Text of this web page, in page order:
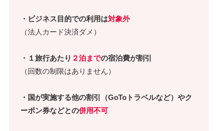
・ビジネス目的での利用は対象外
（法人カード決済ダメ）
・１旅行あたり ２泊までの宿泊費が割引
（回数の制限はありません）
・国が実施する他の割引（GoToトラベルなど）やク
ーポン券などとの併用不可